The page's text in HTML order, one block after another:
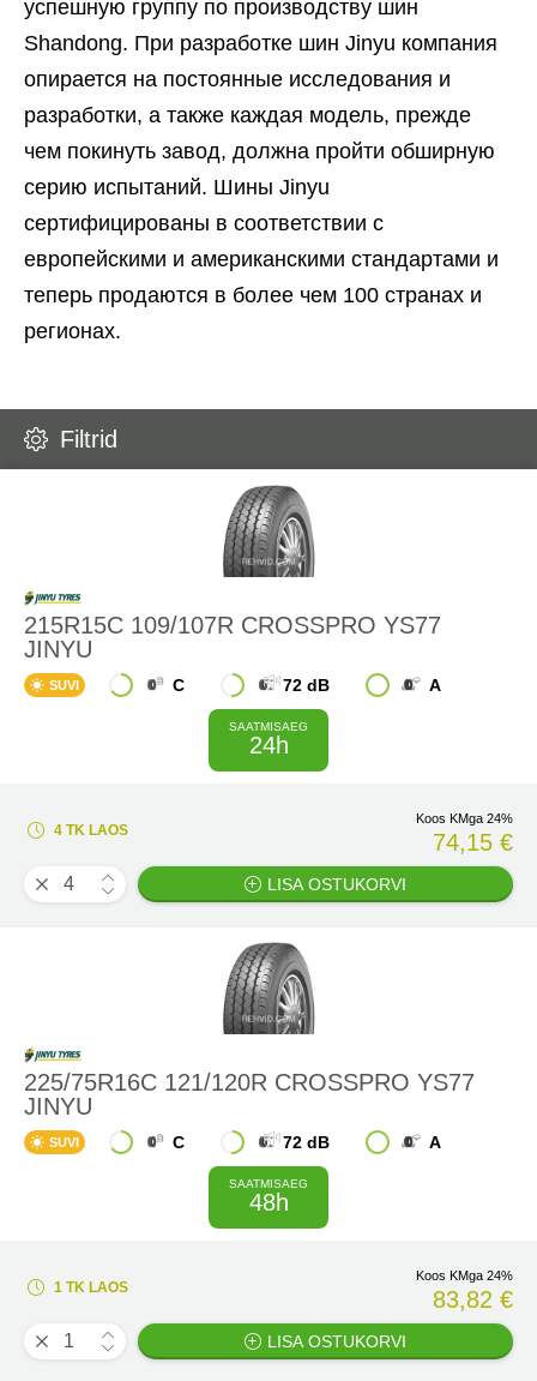
успешную группу по производству шин
Shandong. При разработке шин Jinyu компания
опирается на постоянные исследования и
разработки, а также каждая модель, прежде
чем покинуть завод, должна пройти обширную
серию испытаний. Шины Jinyu
сертифицированы в соответствии с
европейскими и американскими стандартами и
теперь продаются в более чем 100 странах и
регионах.
Filtrid
215R15C 109/107R CROSSPRO YS77
JINYU
SUVI C 72 dB A
SAATMISAEG
24h
4 TK LAOS
Koos KMga 24%
74,15 €
LISA OSTUKORVI
225/75R16C 121/120R CROSSPRO YS77
JINYU
SUVI C 72 dB A
SAATMISAEG
48h
1 TK LAOS
Koos KMga 24%
83,82 €
LISA OSTUKORVI